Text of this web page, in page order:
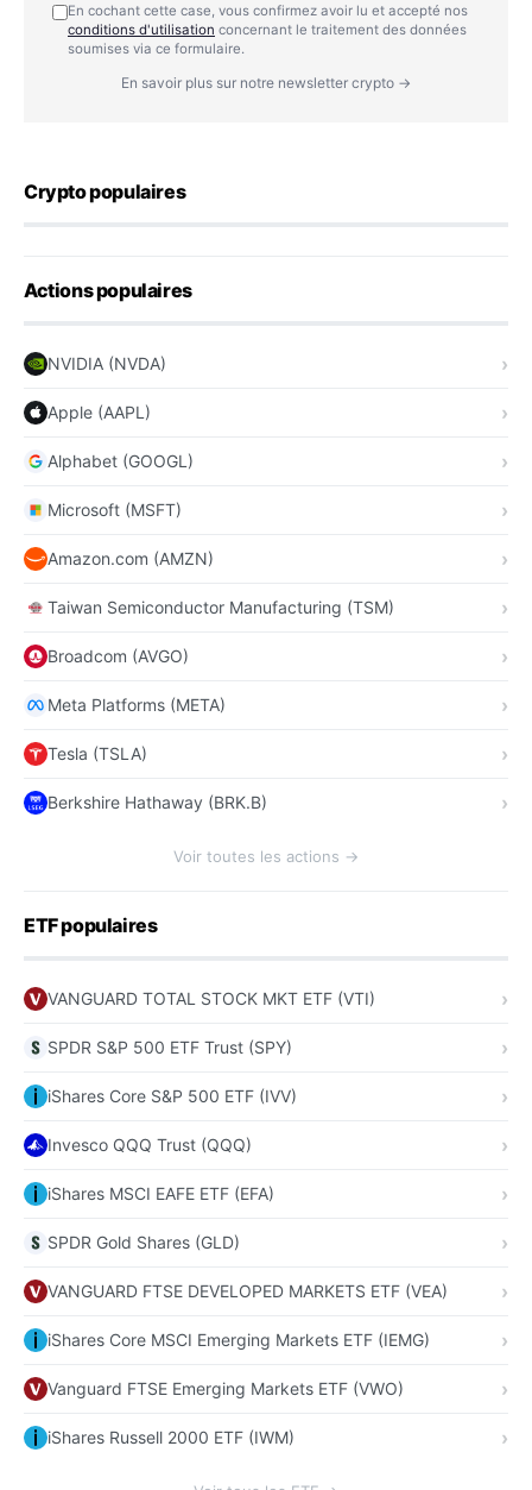
En cochant cette case, vous confirmez avoir lu et accepté nos
conditions d'utilisation concernant le traitement des données
soumises via ce formulaire.
En savoir plus sur notre newsletter crypto →
Crypto populaires
Actions populaires
NVIDIA (NVDA)
Apple (AAPL)
Alphabet (GOOGL)
Microsoft (MSFT)
Amazon.com (AMZN)
Taiwan Semiconductor Manufacturing (TSM)
Broadcom (AVGO)
Meta Platforms (META)
Tesla (TSLA)
Berkshire Hathaway (BRK.B)
Voir toutes les actions →
ETF populaires
VANGUARD TOTAL STOCK MKT ETF (VTI)
SPDR S&P 500 ETF Trust (SPY)
iShares Core S&P 500 ETF (IVV)
Invesco QQQ Trust (QQQ)
iShares MSCI EAFE ETF (EFA)
SPDR Gold Shares (GLD)
VANGUARD FTSE DEVELOPED MARKETS ETF (VEA)
iShares Core MSCI Emerging Markets ETF (IEMG)
Vanguard FTSE Emerging Markets ETF (VWO)
iShares Russell 2000 ETF (IWM)